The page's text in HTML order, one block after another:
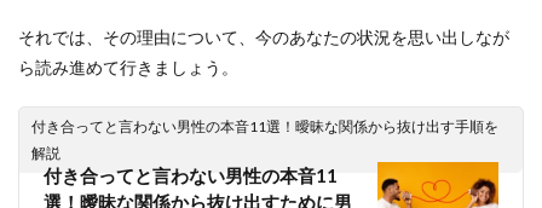
それでは、その理由について、今のあなたの状況を思い出しなが
ら読み進めて行きましょう。
付き合ってと言わない男性の本音11選！曖昧な関係から抜け出す手順を
解説
付き合ってと言わない男性の本音11
選！曖昧な関係から抜け出すために男